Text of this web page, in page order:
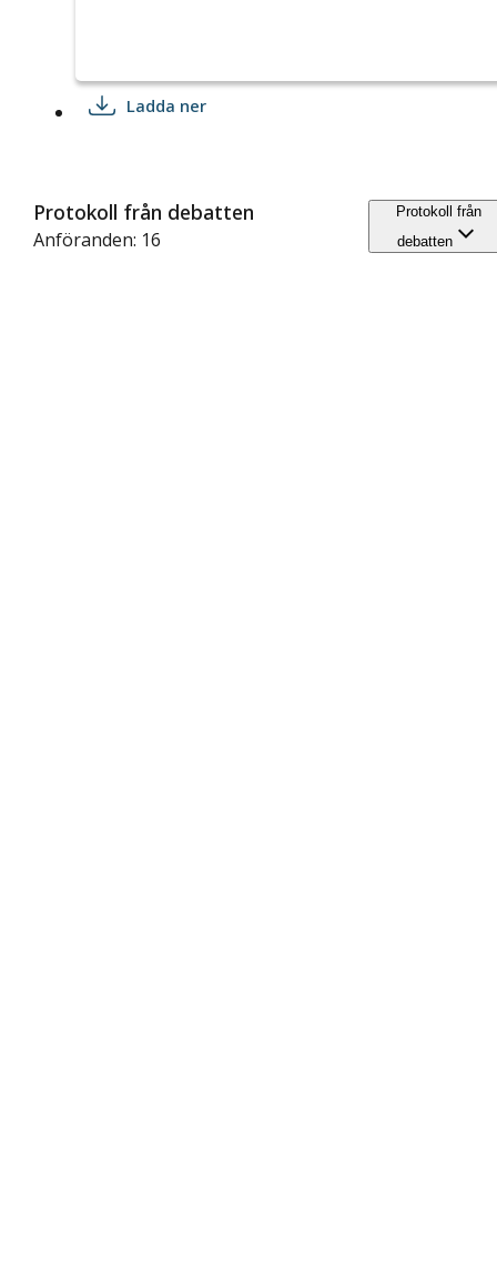
Ladda ner
Protokoll från debatten
Anföranden: 16
Protokoll från
debatten